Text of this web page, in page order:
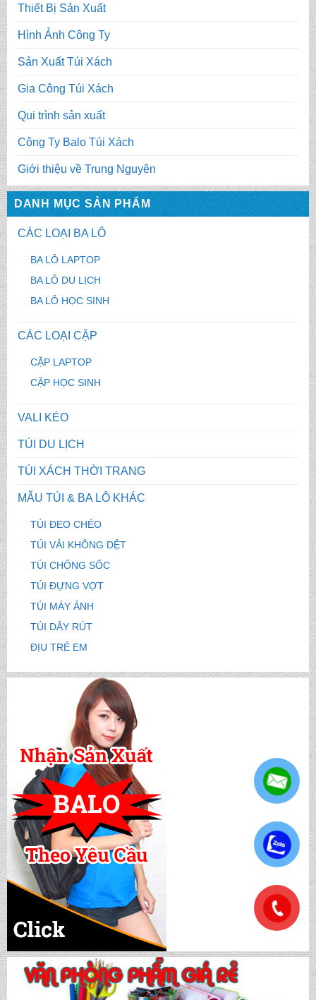
Thiết Bị Sản Xuất
Hình Ảnh Công Ty
Sản Xuất Túi Xách
Gia Công Túi Xách
Qui trình sản xuất
Công Ty Balo Túi Xách
Giới thiệu về Trung Nguyên
DANH MỤC SẢN PHẨM
CÁC LOẠI BA LÔ
BA LÔ LAPTOP
BA LÔ DU LỊCH
BA LÔ HỌC SINH
CÁC LOẠI CẶP
CẶP LAPTOP
CẶP HỌC SINH
VALI KÉO
TÚI DU LỊCH
TÚI XÁCH THỜI TRANG
MẪU TÚI & BA LÔ KHÁC
TÚI ĐEO CHÉO
TÚI VẢI KHÔNG DỆT
TÚI CHỐNG SỐC
TÚI ĐỰNG VỢT
TÚI MÁY ẢNH
TÚI DÂY RÚT
ĐỊU TRẺ EM
CẶP HỌC SINH MS: TN 5016
CẶP HỌC SINH MS: TN 5015
CẶP HỌC SINH MS: TN 5014
CẶP HỌC SINH MS: TN 5013
.
.